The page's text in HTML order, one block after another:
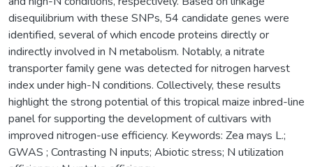
disequilibrium with these SNPs, 54 candidate genes were
identified, several of which encode proteins directly or
indirectly involved in N metabolism. Notably, a nitrate
transporter family gene was detected for nitrogen harvest
index under high-N conditions. Collectively, these results
highlight the strong potential of this tropical maize inbred-line
panel for supporting the development of cultivars with
improved nitrogen-use efficiency. Keywords: Zea mays L.;
GWAS ; Contrasting N inputs; Abiotic stress; N utilization